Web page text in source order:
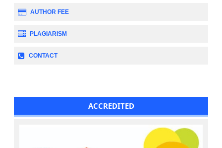
AUTHOR FEE
PLAGIARISM
CONTACT
ACCREDITED